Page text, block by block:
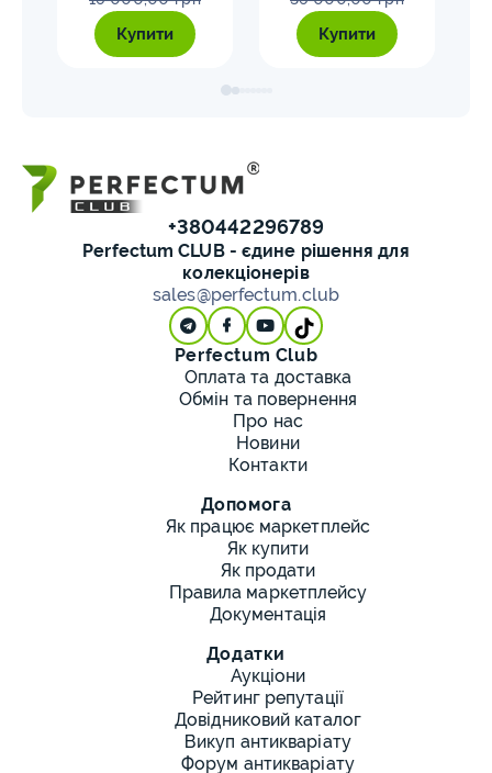
Купити Купити
+380442296789
Perfectum CLUB - єдине рішення для
колекціонерів
sales@perfectum.club
Perfectum Club
Оплата та доставка
Обмін та повернення
Про нас
Новини
Контакти
Допомога
Як працює маркетплейс
Як купити
Як продати
Правила маркетплейсу
Документація
Додатки
Аукціони
Рейтинг репутації
Довідниковий каталог
Викуп антикваріату
Форум антикваріату